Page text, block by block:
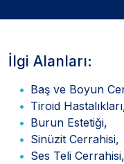
İlgi Alanları:
Baş ve Boyun
Tiroid
Burun Estetiği,
Sinüzit Cerrahisi,
Ses Teli Cerrahisi,